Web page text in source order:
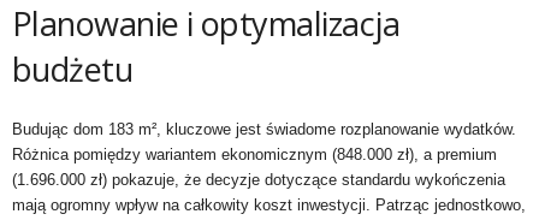
Planowanie i optymalizacja
budżetu
Budując dom 183 m², kluczowe jest świadome rozplanowanie wydatków.
Różnica pomiędzy wariantem ekonomicznym (848.000 zł), a premium
(1.696.000 zł) pokazuje, że decyzje dotyczące standardu wykończenia
mają ogromny wpływ na całkowity koszt inwestycji. Patrząc jednostkowo,